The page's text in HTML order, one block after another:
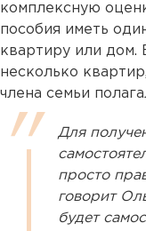
комплексную
пособия иметь
квартиру или дом.
несколько
члена семьи
Для
просто
говорит
будет